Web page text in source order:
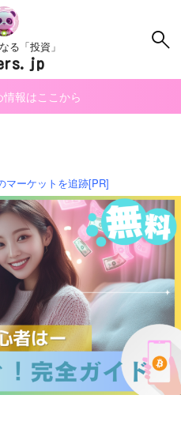
る「投資」
報はここから
マーケットを追跡[PR]